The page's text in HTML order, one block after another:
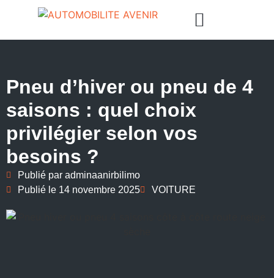
Pneu d’hiver ou pneu de 4
saisons : quel choix
privilégier selon vos
besoins ?
Publié par adminaanirbilimo
Publié le 14 novembre 2025 VOITURE